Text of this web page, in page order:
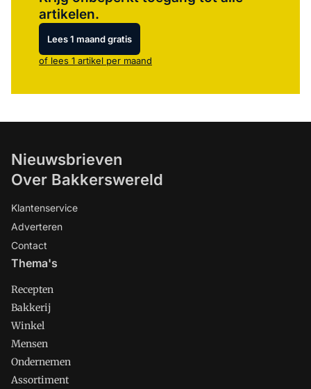
artikelen.
Lees 1 maand gratis
of lees 1 artikel per maand
Nieuwsbrieven
Over Bakkerswereld
Klantenservice
Adverteren
Contact
Thema's
Recepten
Bakkerij
Winkel
Mensen
Ondernemen
Assortiment